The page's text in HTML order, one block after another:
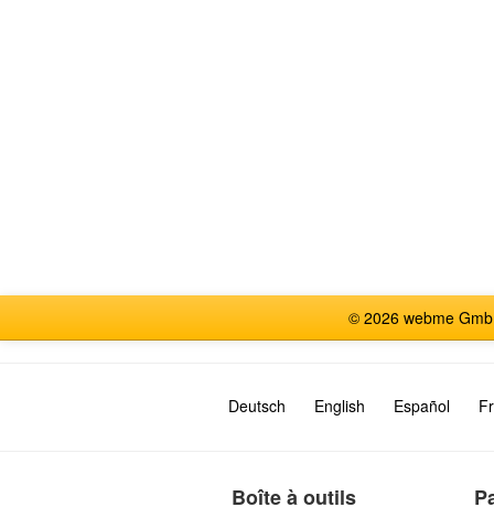
© 2026 webme
Deutsch English Español
Boîte à outils